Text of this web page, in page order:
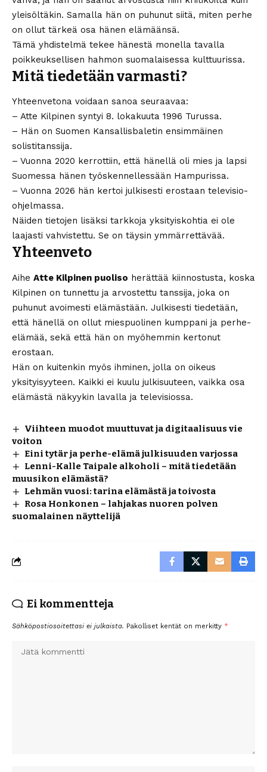
yleisöltäkin. Samalla hän on puhunut siitä, miten perhe
on ollut tärkeä osa hänen elämäänsä.
Tämä yhdistelmä tekee hänestä monella tavalla
poikkeuksellisen hahmon suomalaisessa kulttuurissa.
Mitä tiedetään varmasti?
Yhteenvetona voidaan sanoa seuraavaa:
– Atte Kilpinen syntyi 8. lokakuuta 1996 Turussa.
– Hän on Suomen Kansallisbaletin ensimmäinen
solistitanssija.
– Vuonna 2020 kerrottiin, että hänellä oli mies ja lapsi
Suomessa hänen työskennellessään Hampurissa.
– Vuonna 2026 hän kertoi julkisesti erostaan televisio-
ohjelmassa.
Näiden tietojen lisäksi tarkkoja yksityiskohtia ei ole
laajasti vahvistettu. Se on täysin ymmärrettävää.
Yhteenveto
Aihe Atte Kilpinen puoliso herättää kiinnostusta, koska
Kilpinen on tunnettu ja arvostettu tanssija, joka on
puhunut avoimesti elämästään. Julkisesti tiedetään,
että hänellä on ollut miespuolinen kumppani ja perhe-
elämää, sekä että hän on myöhemmin kertonut
erostaan.
Hän on kuitenkin myös ihminen, jolla on oikeus
yksityisyyteen. Kaikki ei kuulu julkisuuteen, vaikka osa
elämästä näkyykin lavalla ja televisiossa.
Viihteen muodot muuttuvat ja digitaalisuus vie
voiton
Eini tytär ja perhe-elämä julkisuuden varjossa
Lenni-Kalle Taipale alkoholi – mitä tiedetään
muusikon elämästä?
Lehmän vuosi: tarina elämästä ja toivosta
Rosa Honkonen – lahjakas nuoren polven
suomalainen näyttelijä
Ei kommentteja
Sähköpostiosoitettasi ei julkaista. Pakolliset kentät on merkitty *